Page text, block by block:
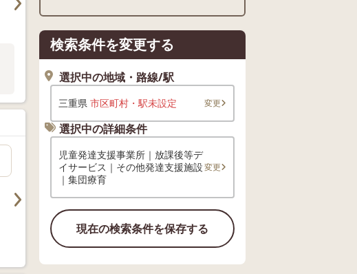
検索条件を変更する
選択中の地域・路線/駅
三重県 市区町村・駅未設定 変更
選択中の詳細条件
児童発達支援事業所｜放課後等デ
イサービス｜その他発達支援施設
｜集団療育
変更
現在の検索条件を保存する